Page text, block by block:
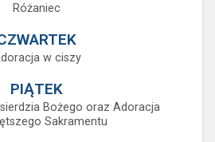
Różaniec
w ciszy
PIĄTEK
Bożego oraz Adoracja
Sakramentu